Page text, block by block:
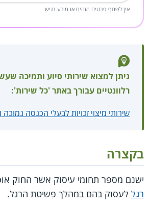
אין לשתף פרטים מזהים או מידע רגיש
ניתן למצוא שירותי סיוע ותמיכה
רלוונטיים עבורך באתר 'כל שירות':
שירותי מיצוי זכויות לבעלי הכנסה נמוכה
בקצרה
ישנם מספר תחומי עיסוק אשר החוק
רגל לעסוק בהם במהלך פשיטת הרגל.